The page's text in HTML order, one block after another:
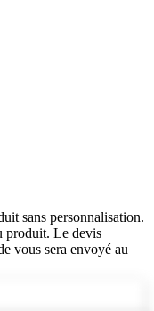
sans personnalisation.
produit. Le devis
vous sera envoyé au